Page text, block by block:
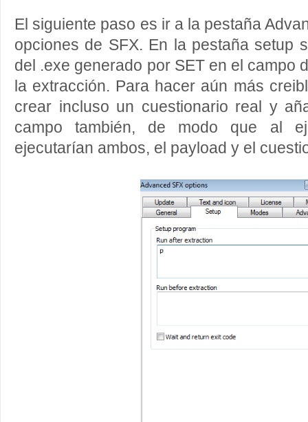
El siguiente paso es ir a la pestaña
opciones de SFX. En la pestaña setup
del .exe generado por SET en el campo
la extracción. Para hacer aún más
crear incluso un cuestionario real y
campo también, de modo que al
ejecutarían ambos, el payload y el